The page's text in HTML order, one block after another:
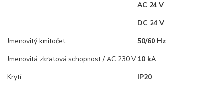
AC 24 V
DC 24 V
Jmenovitý kmitočet
50/60 Hz
Jmenovitá zkratová schopnost / AC 230 V 10 kA
Krytí
IP20